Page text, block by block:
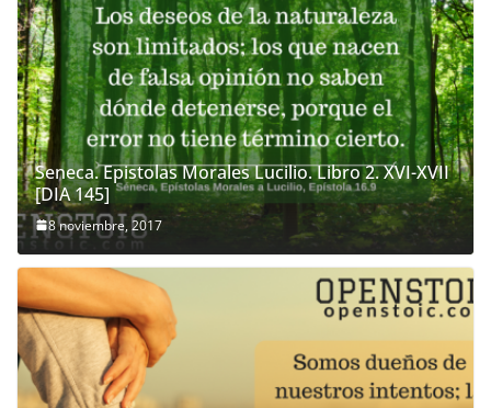
Seneca. Epistolas Morales Lucilio. Libro 2. XVI-XVII
[DIA 145]
8 noviembre, 2017